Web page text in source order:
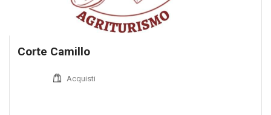
Corte Camillo
Acquisti